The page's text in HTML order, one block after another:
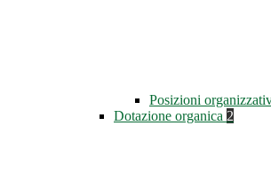
Posizioni
Dotazione organica 2